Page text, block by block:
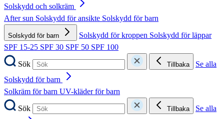
Solskydd och solkräm
After sun Solskydd för ansikte Solskydd för barn
Solskydd för barn Solskydd för kroppen Solskydd för läppar
SPF 15-25 SPF 30 SPF 50 SPF 100
Sök
Tillbaka
Se alla
Solskydd för barn
Solkräm för barn UV-kläder för barn
Sök
Tillbaka
Se alla